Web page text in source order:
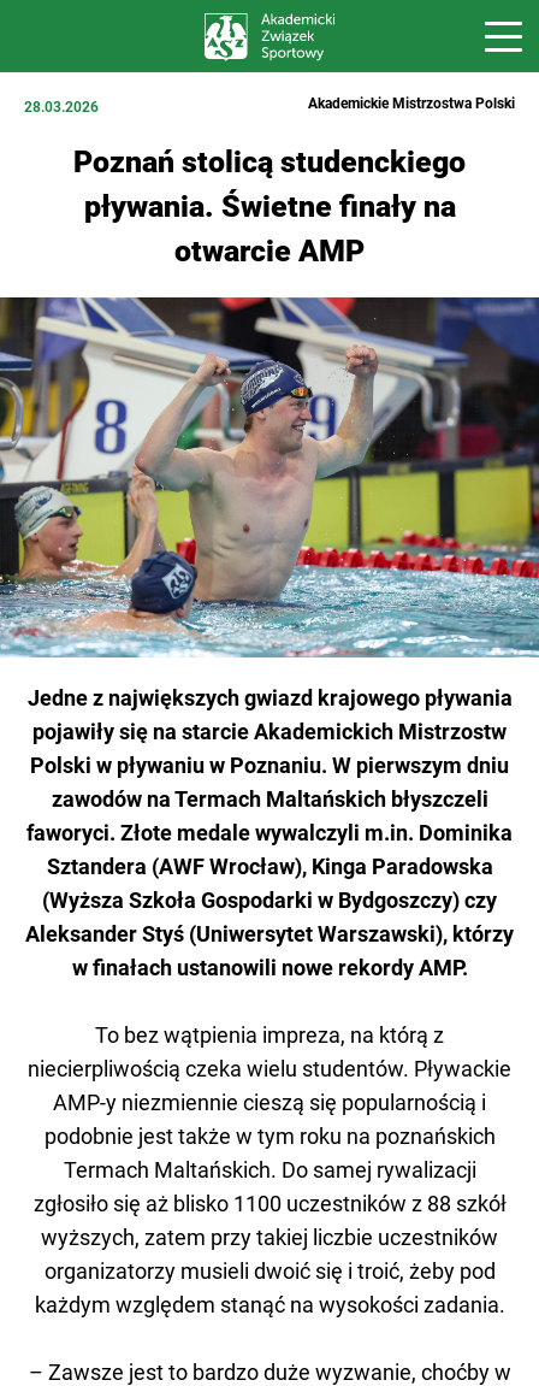
28.03.2026 Akademickie Mistrzostwa Polski
Poznań stolicą studenckiego
pływania. Świetne finały na
otwarcie AMP
Jedne z największych gwiazd krajowego pływania
pojawiły się na starcie Akademickich Mistrzostw
Polski w pływaniu w Poznaniu. W pierwszym dniu
zawodów na Termach Maltańskich błyszczeli
faworyci. Złote medale wywalczyli m.in. Dominika
Sztandera (AWF Wrocław), Kinga Paradowska
(Wyższa Szkoła Gospodarki w Bydgoszczy) czy
Aleksander Styś (Uniwersytet Warszawski), którzy
w finałach ustanowili nowe rekordy AMP.
To bez wątpienia impreza, na którą z
niecierpliwością czeka wielu studentów. Pływackie
AMP-y niezmiennie cieszą się popularnością i
podobnie jest także w tym roku na poznańskich
Termach Maltańskich. Do samej rywalizacji
zgłosiło się aż blisko 1100 uczestników z 88 szkół
wyższych, zatem przy takiej liczbie uczestników
organizatorzy musieli dwoić się i troić, żeby pod
każdym względem stanąć na wysokości zadania.
– Zawsze jest to bardzo duże wyzwanie, choćby w